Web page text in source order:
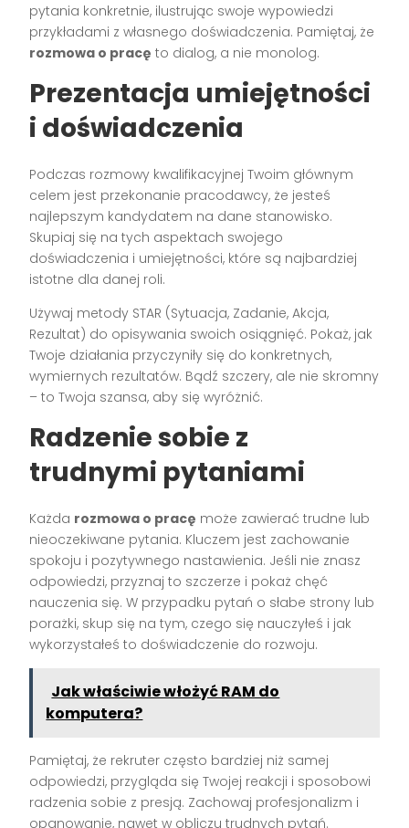
pytania konkretnie, ilustrując swoje wypowiedzi
przykładami z własnego doświadczenia. Pamiętaj, że
rozmowa o pracę to dialog, a nie monolog.
Prezentacja umiejętności
i doświadczenia
Podczas rozmowy kwalifikacyjnej Twoim głównym
celem jest przekonanie pracodawcy, że jesteś
najlepszym kandydatem na dane stanowisko.
Skupiaj się na tych aspektach swojego
doświadczenia i umiejętności, które są najbardziej
istotne dla danej roli.
Używaj metody STAR (Sytuacja, Zadanie, Akcja,
Rezultat) do opisywania swoich osiągnięć. Pokaż, jak
Twoje działania przyczyniły się do konkretnych,
wymiernych rezultatów. Bądź szczery, ale nie skromny
– to Twoja szansa, aby się wyróżnić.
Radzenie sobie z
trudnymi pytaniami
Każda rozmowa o pracę może zawierać trudne lub
nieoczekiwane pytania. Kluczem jest zachowanie
spokoju i pozytywnego nastawienia. Jeśli nie znasz
odpowiedzi, przyznaj to szczerze i pokaż chęć
nauczenia się. W przypadku pytań o słabe strony lub
porażki, skup się na tym, czego się nauczyłeś i jak
wykorzystałeś to doświadczenie do rozwoju.
Jak właściwie włożyć RAM do
komputera?
Pamiętaj, że rekruter często bardziej niż samej
odpowiedzi, przygląda się Twojej reakcji i sposobowi
radzenia sobie z presją. Zachowaj profesjonalizm i
opanowanie, nawet w obliczu trudnych pytań.